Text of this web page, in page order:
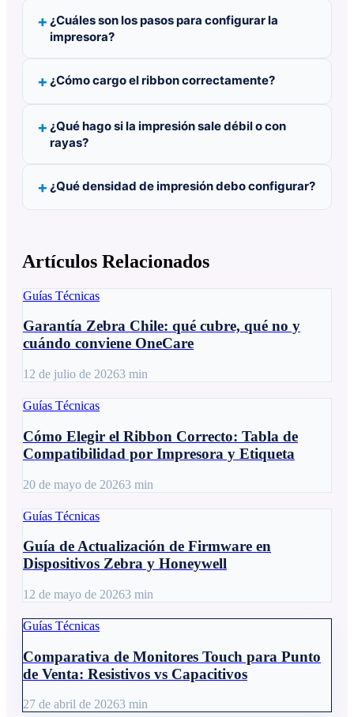
¿Cuáles son los pasos para configurar la
impresora?
¿Cómo cargo el ribbon correctamente?
¿Qué hago si la impresión sale débil o con
rayas?
¿Qué densidad de impresión debo configurar?
Artículos Relacionados
Guías Técnicas
Garantía Zebra Chile: qué cubre, qué no y
cuándo conviene OneCare
12 de julio de 20263 min
Guías Técnicas
Cómo Elegir el Ribbon Correcto: Tabla de
Compatibilidad por Impresora y Etiqueta
20 de mayo de 20263 min
Guías Técnicas
Guía de Actualización de Firmware en
Dispositivos Zebra y Honeywell
12 de mayo de 20263 min
Guías Técnicas
Comparativa de Monitores Touch para Punto
de Venta: Resistivos vs Capacitivos
27 de abril de 20263 min